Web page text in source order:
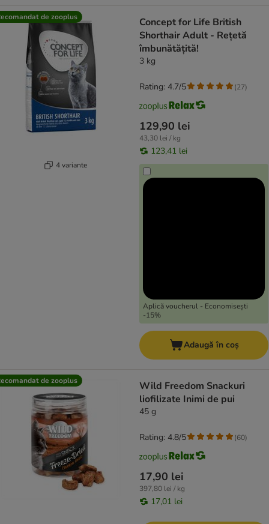
de zooplus
4 variante
Concept for Life British
Shorthair Adult - Rețetă
îmbunătățită!
3 kg
129,90 lei
43,30 lei / kg
123,41 lei
Aplică voucherul - Economisești
-15%
Rating: 4.7/5 (27)
Adaugă în coș
de zooplus
Wild Freedom Snackuri
liofilizate Inimi de pui
45 g
17,90 lei
397,80 lei / kg
17,01 lei
Rating: 4.8/5 (60)